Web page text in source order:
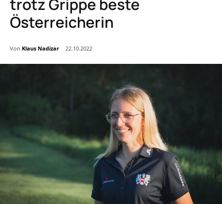
trotz Grippe beste
Österreicherin
Von Klaus Nadizar 22.10.2022